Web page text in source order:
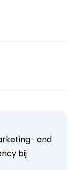
and
bij